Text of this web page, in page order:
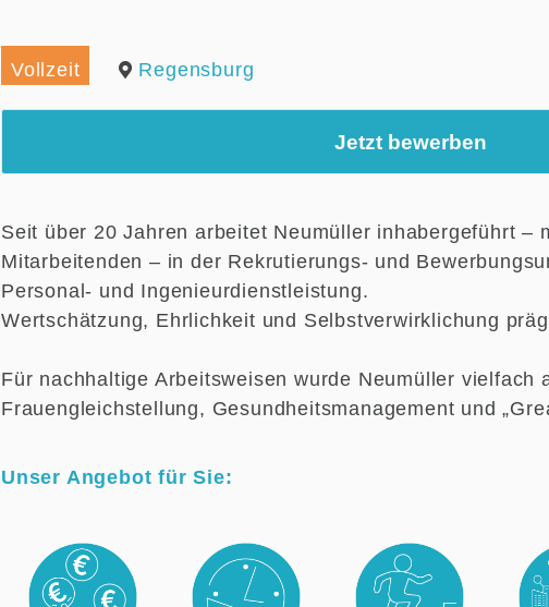
Vollzeit Regensburg
Jetzt bewerben
Seit über 20 Jahren arbeitet Neumüller inhabergeführt –
Mitarbeitenden – in der Rekrutierungs- und
Personal- und Ingenieurdienstleistung.
Wertschätzung, Ehrlichkeit und Selbstverwirklichung
Für nachhaltige Arbeitsweisen wurde Neumüller vielfach
Frauengleichstellung, Gesundheitsmanagement und
Unser Angebot für Sie: